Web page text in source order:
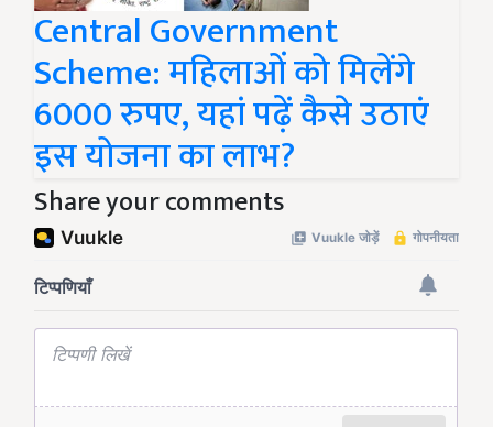
Central Government
Scheme: महिलाओं को मिलेंगे
6000 रुपए, यहां पढ़ें कैसे उठाएं
इस योजना का लाभ?
Share your comments